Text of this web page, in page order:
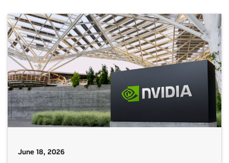
them more energy efficient. […]
June 18, 2026